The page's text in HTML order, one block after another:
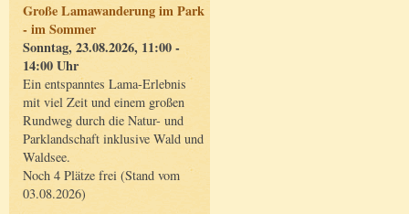
Große Lamawanderung im Park
- im Sommer
Sonntag, 23.08.2026, 11:00 -
14:00 Uhr
Ein entspanntes Lama-Erlebnis
mit viel Zeit und einem großen
Rundweg durch die Natur- und
Parklandschaft inklusive Wald und
Waldsee.
Noch 4 Plätze frei (Stand vom
03.08.2026)